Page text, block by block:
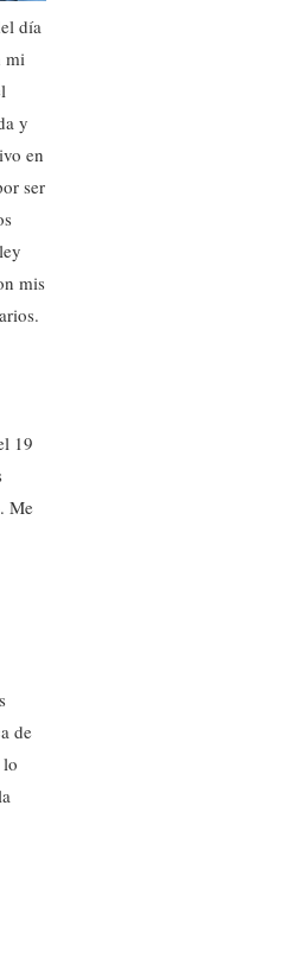
día
mi
y
en
ser
mis
19
Me
de